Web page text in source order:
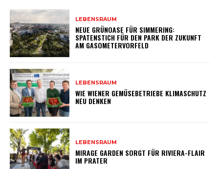
LEBENSRAUM
NEUE GRÜNOASE FÜR SIMMERING:
SPATENSTICH FÜR DEN PARK DER ZUKUNFT
AM GASOMETERVORFELD
LEBENSRAUM
WIE WIENER GEMÜSEBETRIEBE KLIMASCHUTZ
NEU DENKEN
LEBENSRAUM
MIRAGE GARDEN SORGT FÜR RIVIERA-FLAIR
IM PRATER